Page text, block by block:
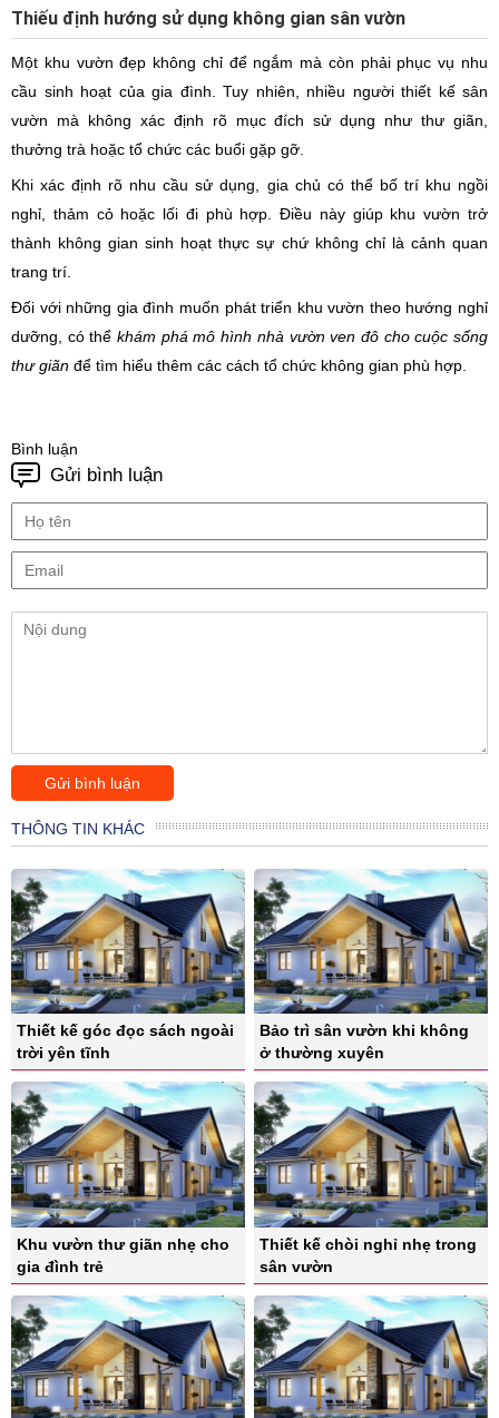
Thiếu định hướng sử dụng không gian sân vườn
Một khu vườn đẹp không chỉ để ngắm mà còn phải phục vụ nhu
cầu sinh hoạt của gia đình. Tuy nhiên, nhiều người thiết kế sân
vườn mà không xác định rõ mục đích sử dụng như thư giãn,
thưởng trà hoặc tổ chức các buổi gặp gỡ.
Khi xác định rõ nhu cầu sử dụng, gia chủ có thể bố trí khu ngồi
nghỉ, thảm cỏ hoặc lối đi phù hợp. Điều này giúp khu vườn trở
thành không gian sinh hoạt thực sự chứ không chỉ là cảnh quan
trang trí.
Đối với những gia đình muốn phát triển khu vườn theo hướng nghỉ
dưỡng, có thểkhám phá mô hình nhà vườn ven đô cho cuộc sống
thư giãn để tìm hiểu thêm các cách tổ chức không gian phù hợp.
Bình luận
Gửi bình luận
THÔNG TIN KHÁC
Thiết kế góc đọc sách ngoài
trời yên tĩnh
Bảo trì sân vườn khi không
ở thường xuyên
Khu vườn thư giãn nhẹ cho
gia đình trẻ
Thiết kế chòi nghỉ nhẹ trong
sân vườn